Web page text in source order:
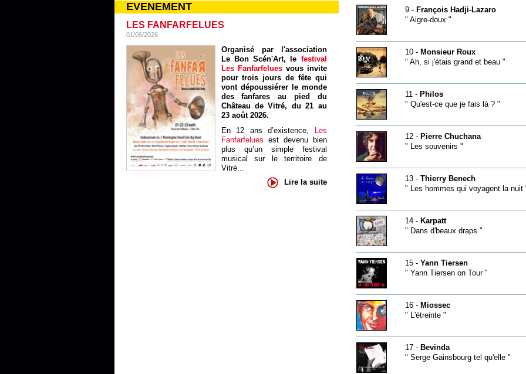
EVENEMENT
LES FANFARFELUES
01/06/2026
Organisé par l'association
Le Bon Scén'Art, le festival
Les Fanfarfelues vous invite
pour trois jours de fête qui
vont dépoussiérer le monde
des fanfares au pied du
Château de Vitré, du 21 au
23 août 2026.
En 12 ans d’existence, Les
Fanfarfelues est devenu bien
plus qu’un simple festival
musical sur le territoire de
Vitré...
Lire la suite
9 - François Hadji-Lazaro
" Aigre-doux "
10 - Monsieur Roux
" Ah, si j'étais grand et beau "
11 - Philos
" Qu'est-ce que je fais là ? "
12 - Pierre Chuchana
" Les souvenirs "
13 - Thierry Benech
" Les hommes qui voyagent la nuit
14 - Karpatt
" Dans d'beaux draps "
15 - Yann Tiersen
" Yann Tiersen on Tour "
16 - Miossec
" L'étreinte "
17 - Bevinda
" Serge Gainsbourg tel qu'elle "